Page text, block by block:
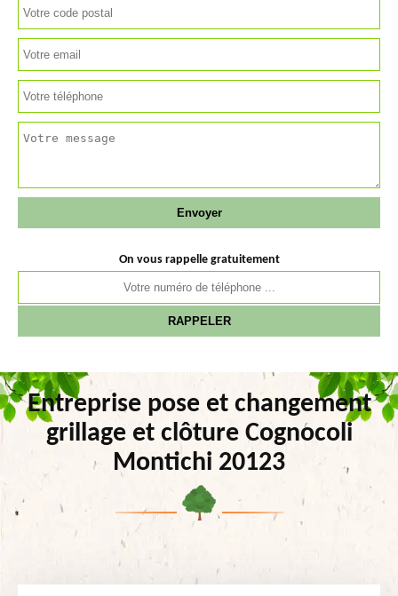
On vous rappelle gratuitement
Entreprise pose et changement
grillage et clôture Cognocoli
Montichi 20123